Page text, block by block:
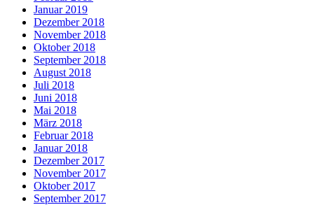
Januar 2019
Dezember 2018
November 2018
Oktober 2018
September 2018
August 2018
Juli 2018
Juni 2018
Mai 2018
März 2018
Februar 2018
Januar 2018
Dezember 2017
November 2017
Oktober 2017
September 2017